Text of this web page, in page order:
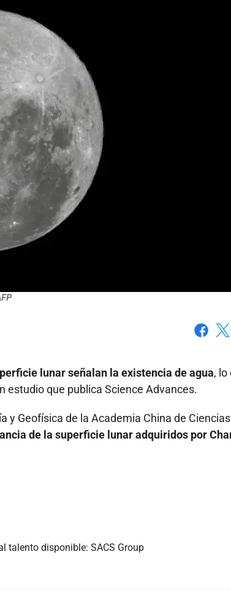
lunar señalan la existencia de agua, lo
estudio que publica Science Advances.
y Geofísica de la Academia China de Ciencias
de la superficie lunar adquiridos por
talento disponible: SACS Group